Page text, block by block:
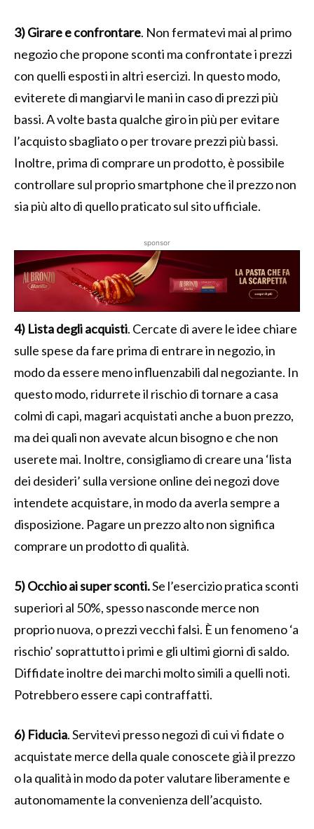
3) Girare e confrontare. Non fermatevi mai al primo
negozio che propone sconti ma confrontate i prezzi
con quelli esposti in altri esercizi. In questo modo,
eviterete di mangiarvi le mani in caso di prezzi più
bassi. A volte basta qualche giro in più per evitare
l’acquisto sbagliato o per trovare prezzi più bassi.
Inoltre, prima di comprare un prodotto, è possibile
controllare sul proprio smartphone che il prezzo non
sia più alto di quello praticato sul sito ufficiale.
sponsor
4) Lista degli acquisti. Cercate di avere le idee chiare
sulle spese da fare prima di entrare in negozio, in
modo da essere meno influenzabili dal negoziante. In
questo modo, ridurrete il rischio di tornare a casa
colmi di capi, magari acquistati anche a buon prezzo,
ma dei quali non avevate alcun bisogno e che non
userete mai. Inoltre, consigliamo di creare una ‘lista
dei desideri’ sulla versione online dei negozi dove
intendete acquistare, in modo da averla sempre a
disposizione. Pagare un prezzo alto non significa
comprare un prodotto di qualità.
5) Occhio ai super sconti.Se l’esercizio pratica sconti
superiori al 50%, spesso nasconde merce non
proprio nuova, o prezzi vecchi falsi. È un fenomeno ‘a
rischio’ soprattutto i primi e gli ultimi giorni di saldo.
Diffidate inoltre dei marchi molto simili a quelli noti.
Potrebbero essere capi contraffatti.
6) Fiducia. Servitevi presso negozi di cui vi fidate o
acquistate merce della quale conoscete già il prezzo
o la qualità in modo da poter valutare liberamente e
autonomamente la convenienza dell’acquisto.